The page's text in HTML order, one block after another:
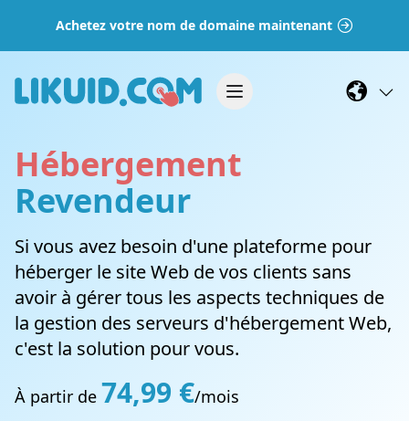
Achetez votre nom de domaine maintenant
Hébergement
Revendeur
Si vous avez besoin d'une plateforme pour
héberger le site Web de vos clients sans
avoir à gérer tous les aspects techniques de
la gestion des serveurs d'hébergement Web,
c'est la solution pour vous.
À partir de 74,99 €/mois